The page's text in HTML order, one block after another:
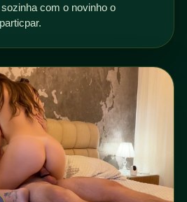
com o novinho o